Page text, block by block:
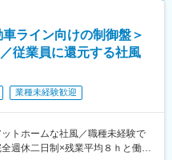
ライン向けの制御盤＞
従業員に還元する社風
業種未経験歓迎
トホームな社風／職種未経験で
週休二日制×残業平均８ｈと働き